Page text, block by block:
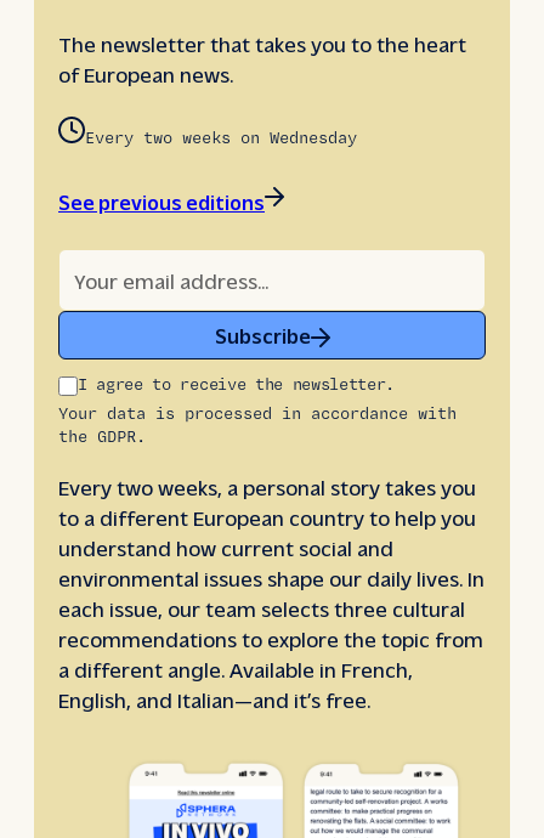
The newsletter that takes you to the heart
of European news.
Every two weeks on Wednesday
See previous editions
Subscribe
I agree to receive the newsletter.
Your data is processed in accordance with
the GDPR.
Every two weeks, a personal story takes you
to a different European country to help you
understand how current social and
environmental issues shape our daily lives. In
each issue, our team selects three cultural
recommendations to explore the topic from
a different angle. Available in French,
English, and Italian—and it’s free.